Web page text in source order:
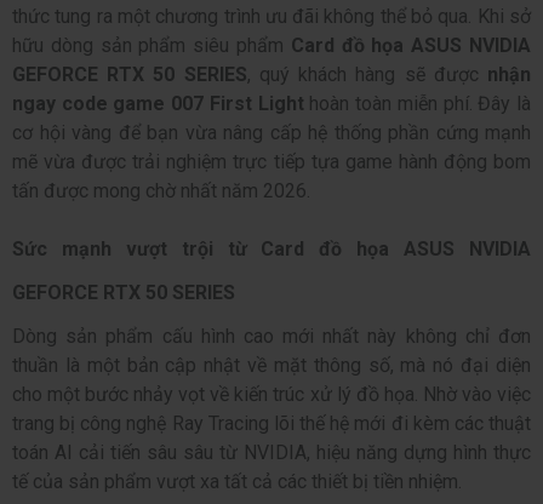
thức tung ra một chương trình ưu đãi không thể bỏ qua. Khi sở
hữu dòng sản phẩm siêu phẩm Card đồ họa ASUS NVIDIA
GEFORCE RTX 50 SERIES, quý khách hàng sẽ được nhận
ngay code game 007 First Light hoàn toàn miễn phí. Đây là
cơ hội vàng để bạn vừa nâng cấp hệ thống phần cứng mạnh
mẽ vừa được trải nghiệm trực tiếp tựa game hành động bom
tấn được mong chờ nhất năm 2026.
Sức mạnh vượt trội từ Card đồ họa ASUS NVIDIA
GEFORCE RTX 50 SERIES
Dòng sản phẩm cấu hình cao mới nhất này không chỉ đơn
thuần là một bản cập nhật về mặt thông số, mà nó đại diện
cho một bước nhảy vọt về kiến trúc xử lý đồ họa. Nhờ vào việc
trang bị công nghệ Ray Tracing lõi thế hệ mới đi kèm các thuật
toán AI cải tiến sâu sâu từ NVIDIA, hiệu năng dựng hình thực
tế của sản phẩm vượt xa tất cả các thiết bị tiền nhiệm.